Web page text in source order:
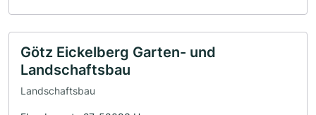
Götz Eickelberg Garten- und
Landschaftsbau
Landschaftsbau